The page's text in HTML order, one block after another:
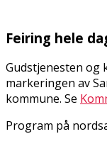
Feiring hele
Gudstjenesten og
markeringen av
kommune. Se
Program på